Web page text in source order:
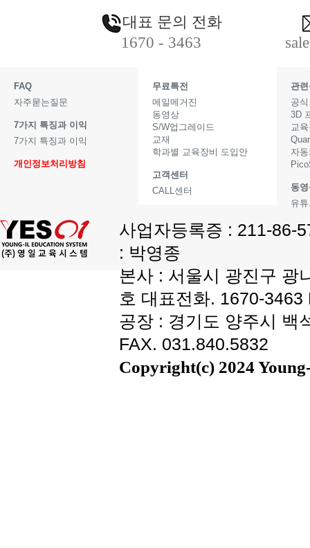
대표 문의 전화
1670 - 3463
FAQ
자주묻는질문
7가지 특징과 이익
7가지 특징과 이익
개인정보처리방침
무료특전
메일메거진
동영상
S/W업그레이드
교재
학과별 교육장비 도입안
고객센터
CALL센터
관
공
3D
교
자
동
유
사업자등록증 : 211-86-
: 박영종
본사 : 서울시 광진구 광
호 대표전화. 1670-
공장 : 경기도 양주시 백
FAX. 031.840.5832
Copyright(c) 2024